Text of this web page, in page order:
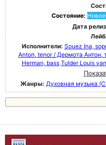
Состояние:
Дата
Исполнители: Souez Ina,
Anton, tenor / Дермота Антон,
Herman, bass Tulder Louis
Жанры: Духовная музыка